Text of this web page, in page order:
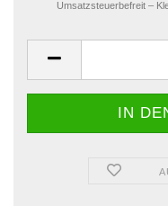
Umsatzsteuerbefreit –